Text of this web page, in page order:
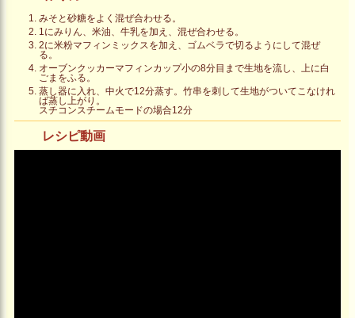
みそと砂糖をよく混ぜ合わせる。
1にみりん、米油、牛乳を加え、混ぜ合わせる。
2に米粉マフィンミックスを加え、ゴムベラで切るようにして混ぜ
る。
オーブンクッカーマフィンカップ小の8分目まで生地を流し、上に白
ごまをふる。
蒸し器に入れ、中火で12分蒸す。竹串を刺して生地がついてこなけれ
ば蒸し上がり。
スチコンスチームモードの場合12分
レシピ動画